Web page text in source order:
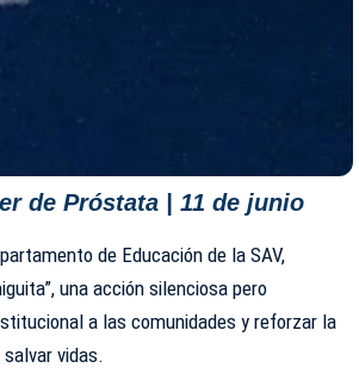
de Próstata | 11 de junio
de Educación de la SAV,
una acción silenciosa pero
a las comunidades y reforzar la
vidas.